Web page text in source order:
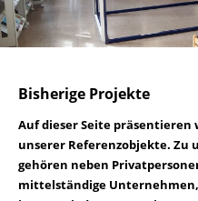
Bisherige Projekte
Auf dieser Seite
unserer Referenzobjekte. Zu
gehören neben
mittelständige